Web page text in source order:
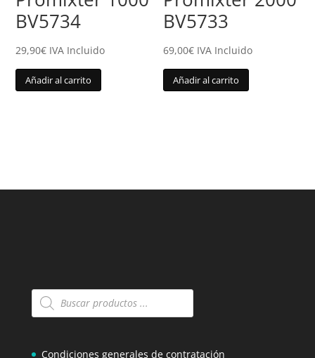
BV5734
29,90€ IVA Incluido
Añadir al carrito
BV5733
69,00€ IVA Incluido
Añadir al carrito
Búsqueda
Condiciones generales de contratación